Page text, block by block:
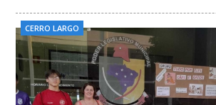
CERRO LARGO